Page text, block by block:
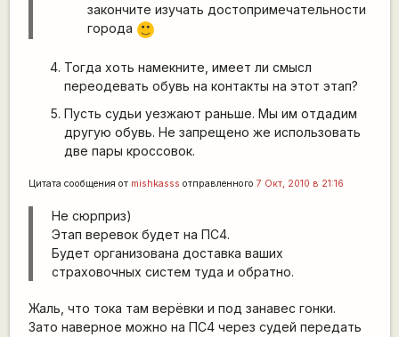
закончите изучать достопримечательности
города
:)
Тогда хоть намекните, имеет ли смысл
переодевать обувь на контакты на этот этап?
Пусть судьи уезжают раньше. Мы им отдадим
другую обувь. Не запрещено же использовать
две пары кроссовок.
Цитата сообщения от mishkasss отправленного 7 Окт, 2010 в 21:16
Не сюрприз)
Этап веревок будет на ПС4.
Будет организована доставка ваших
страховочных систем туда и обратно.
Жаль, что тока там верёвки и под занавес гонки.
Зато наверное можно на ПС4 через судей передать